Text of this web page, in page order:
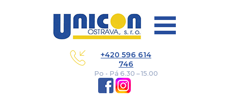
+420 596 614
746
Po - Pá 6.30 – 15.00